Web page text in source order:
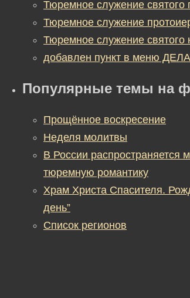
Тюремное служение святого
Тюремное служение
Тюремное служение
добавлен пункт в меню
Популярные темы на
Прощённое воскресение
Неделя молитвы
В России распространяется
тюремную романтику
Храм Христа Спасителя.
день”
Список регионов